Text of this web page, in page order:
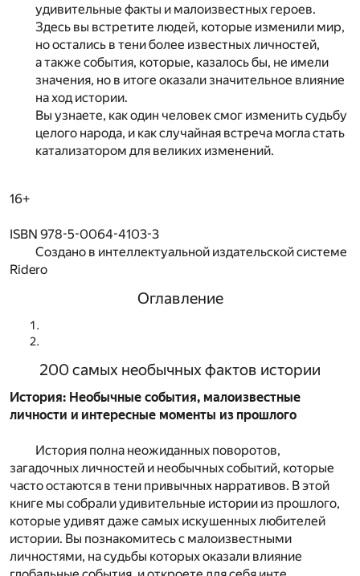
удивительные факты и малоизвестных героев.
Здесь вы встретите людей, которые изменили мир,
но остались в тени более известных личностей,
а также события, которые, казалось бы, не имели
значения, но в итоге оказали значительное влияние
на ход истории.
Вы узнаете, как один человек смог изменить судьбу
целого народа, и как случайная встреча могла стать
катализатором для великих изменений.
16+
ISBN 978-5-0064-4103-3
Создано в интеллектуальной издательской системе
Ridero
Оглавление
200 самых необычных фактов истории
История: Необычные события, малоизвестные
личности и интересные моменты из прошлого
История полна неожиданных поворотов,
загадочных личностей и необычных событий, которые
часто остаются в тени привычных нарративов. В этой
книге мы собрали удивительные истории из прошлого,
которые удивят даже самых искушенных любителей
истории. Вы познакомитесь с малоизвестными
личностями, на судьбы которых оказали влияние